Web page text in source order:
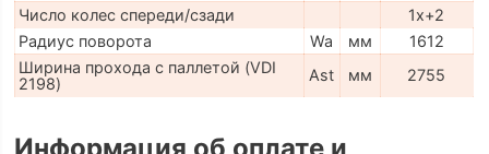
Число колес спереди/сзади
1x+2
Радиус поворота
Wa мм
1612
Ширина прохода с паллетой (VDI
2198)
Ast мм 2755